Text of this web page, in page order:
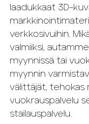
laadukkaat 3D-
verkkosivuihin.
valmiiksi,
myynnissä tai
myynnin
välittäjät, tehokas
vuokrauspalvelu
stailauspalvelu.